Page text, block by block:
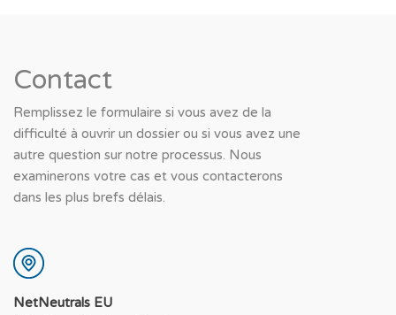
Contact
Remplissez le formulaire si vous avez de la
difficulté à ouvrir un dossier ou si vous avez une
autre question sur notre processus. Nous
examinerons votre cas et vous contacterons
dans les plus brefs délais.
NetNeutrals EU